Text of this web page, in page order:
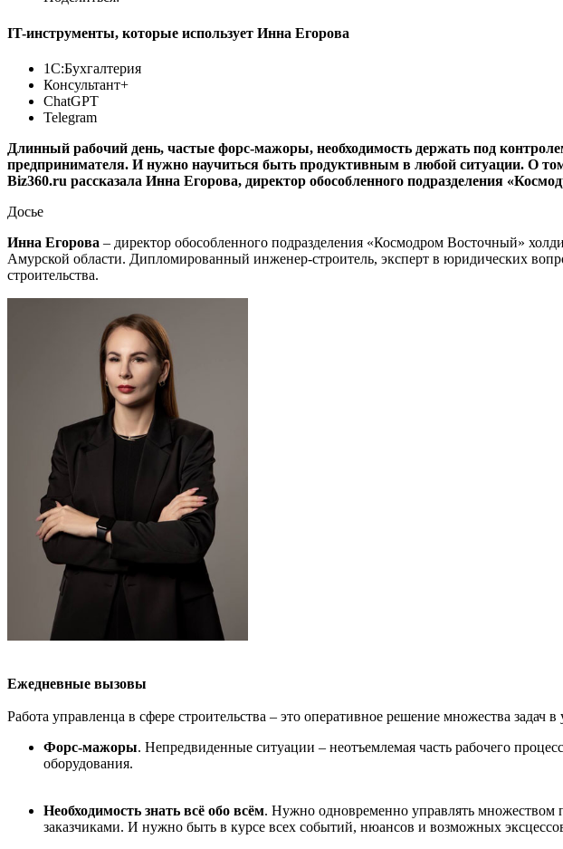
IT-инструменты, которые использует Инна Егорова
1С:Бухгалтерия
Консультант+
ChatGPT
Telegram
Длинный рабочий день, частые форс-мажоры, необходимость держать под
предпринимателя. И нужно научиться быть продуктивным в любой ситуации. О
Biz360.ru рассказала Инна Егорова, директор обособленного подразделения
Досье
Инна Егорова – директор обособленного подразделения «Космодром Восточный»
Амурской области. Дипломированный инженер-строитель, эксперт в юридических
строительства.
Ежедневные вызовы
Работа управленца в сфере строительства – это оперативное решение множества
Форс-мажоры. Непредвиденные ситуации – неотъемлемая часть рабочего
оборудования.
Необходимость знать всё обо всём. Нужно одновременно управлять множеством
заказчиками. И нужно быть в курсе всех событий, нюансов и возможных